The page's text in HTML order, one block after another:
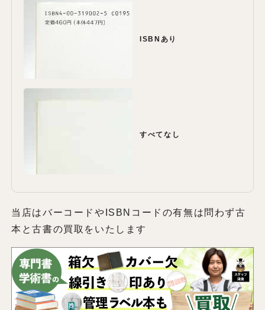
ISBNあり
すべてなし
当店はバーコードやISBNコードの有無は問わず古
本と古書の買取をいたします